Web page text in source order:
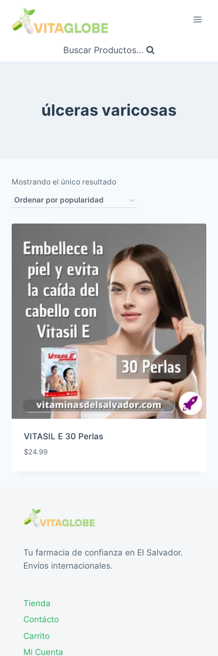
Contenido
Buscar Productos...
úlceras varicosas
Mostrando el único resultado
VITASIL E 30 Perlas
$24.99
Tu farmacia de confianza en El Salvador.
Envíos internacionales.
Tienda
Contácto
Carrito
Mi Cuenta